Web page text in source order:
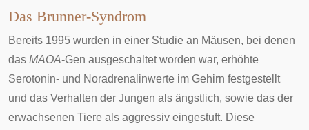
Das Brunner-Syndrom
Bereits 1995 wurden in einer Studie an Mäusen, bei denen
das MAOA-Gen ausgeschaltet worden war, erhöhte
Serotonin- und Noradrenalinwerte im Gehirn festgestellt
und das Verhalten der Jungen als ängstlich, sowie das der
erwachsenen Tiere als aggressiv eingestuft. Diese